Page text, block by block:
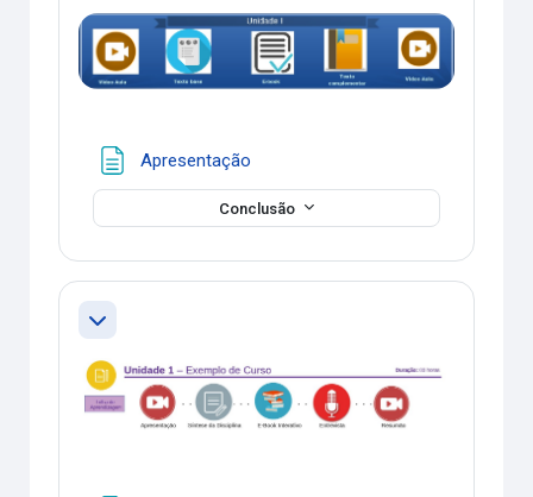
Apresentação
Conclusão
Contrair